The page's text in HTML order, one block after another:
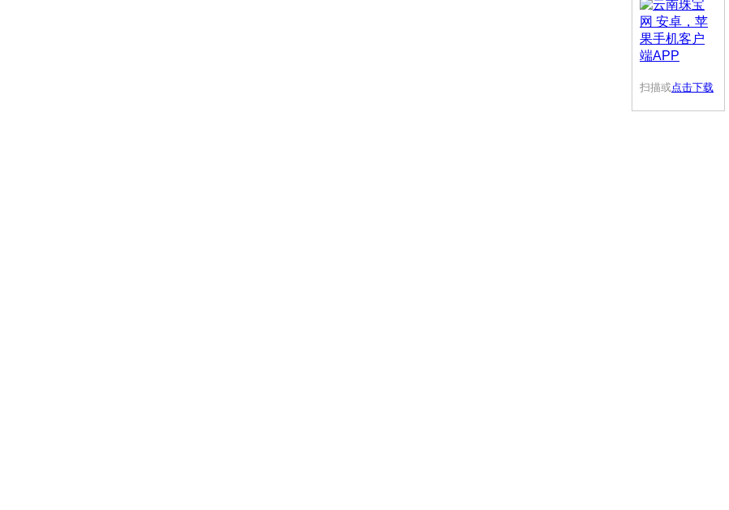
扫描或点击下载